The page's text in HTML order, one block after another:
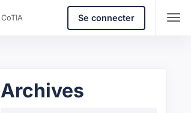
Se connecter
Archives